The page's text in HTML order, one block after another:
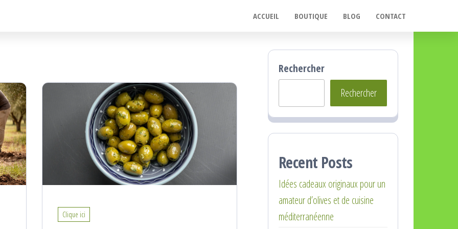
ACCUEIL BOUTIQUE BLOG CONTACT
Clique ici
Rechercher
Rechercher
Recent Posts
Idées cadeaux originaux pour un
amateur d’olives et de cuisine
méditerranéenne